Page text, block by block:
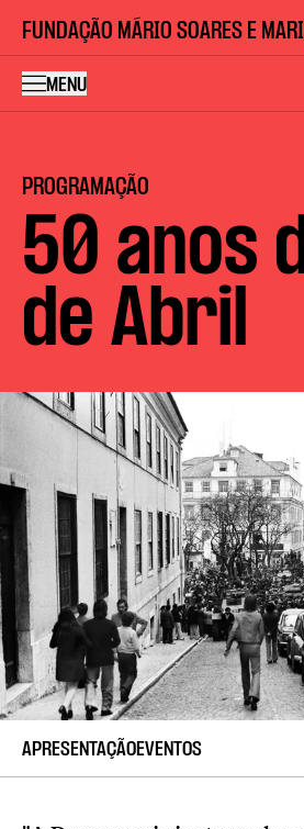
FUNDAÇÃO MÁRIO SOARES E
MENU
PROGRAMAÇÃO
50 anos
de Abril
APRESENTAÇÃOEVENTOS